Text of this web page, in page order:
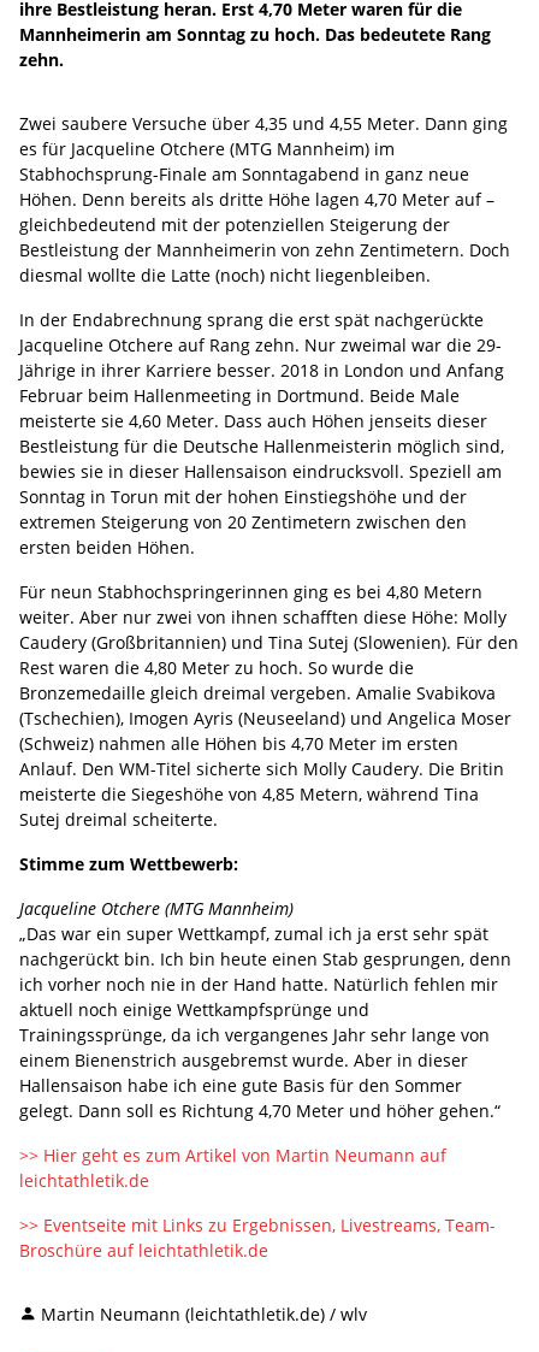
ihre Bestleistung heran. Erst 4,70 Meter waren für die
Mannheimerin am Sonntag zu hoch. Das bedeutete Rang
zehn.
Zwei saubere Versuche über 4,35 und 4,55 Meter. Dann ging
es für Jacqueline Otchere (MTG Mannheim) im
Stabhochsprung-Finale am Sonntagabend in ganz neue
Höhen. Denn bereits als dritte Höhe lagen 4,70 Meter auf –
gleichbedeutend mit der potenziellen Steigerung der
Bestleistung der Mannheimerin von zehn Zentimetern. Doch
diesmal wollte die Latte (noch) nicht liegenbleiben.
In der Endabrechnung sprang die erst spät nachgerückte
Jacqueline Otchere auf Rang zehn. Nur zweimal war die 29-
Jährige in ihrer Karriere besser. 2018 in London und Anfang
Februar beim Hallenmeeting in Dortmund. Beide Male
meisterte sie 4,60 Meter. Dass auch Höhen jenseits dieser
Bestleistung für die Deutsche Hallenmeisterin möglich sind,
bewies sie in dieser Hallensaison eindrucksvoll. Speziell am
Sonntag in Torun mit der hohen Einstiegshöhe und der
extremen Steigerung von 20 Zentimetern zwischen den
ersten beiden Höhen.
Für neun Stabhochspringerinnen ging es bei 4,80 Metern
weiter. Aber nur zwei von ihnen schafften diese Höhe: Molly
Caudery (Großbritannien) und Tina Sutej (Slowenien). Für den
Rest waren die 4,80 Meter zu hoch. So wurde die
Bronzemedaille gleich dreimal vergeben. Amalie Svabikova
(Tschechien), Imogen Ayris (Neuseeland) und Angelica Moser
(Schweiz) nahmen alle Höhen bis 4,70 Meter im ersten
Anlauf. Den WM-Titel sicherte sich Molly Caudery. Die Britin
meisterte die Siegeshöhe von 4,85 Metern, während Tina
Sutej dreimal scheiterte.
Stimme zum Wettbewerb:
Jacqueline Otchere (MTG Mannheim)
„Das war ein super Wettkampf, zumal ich ja erst sehr spät
nachgerückt bin. Ich bin heute einen Stab gesprungen, denn
ich vorher noch nie in der Hand hatte. Natürlich fehlen mir
aktuell noch einige Wettkampfsprünge und
Trainingssprünge, da ich vergangenes Jahr sehr lange von
einem Bienenstrich ausgebremst wurde. Aber in dieser
Hallensaison habe ich eine gute Basis für den Sommer
gelegt. Dann soll es Richtung 4,70 Meter und höher gehen.“
>> Hier geht es zum Artikel von Martin Neumann auf
leichtathletik.de
>> Eventseite mit Links zu Ergebnissen, Livestreams, Team-
Broschüre auf leichtathletik.de
Martin Neumann (leichtathletik.de) / wlv